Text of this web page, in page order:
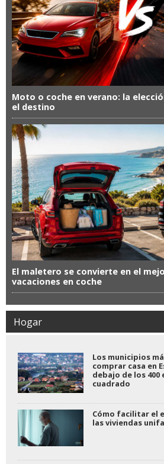
Moto o coche en verano: la
el destino
El maletero se convierte en el
vacaciones en coche
Hogar
Los municipios
comprar casa en
debajo de los
cuadrado
Cómo facilitar el
las viviendas